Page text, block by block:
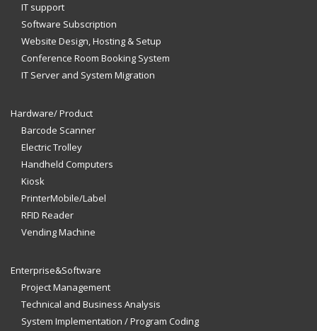
IT support
Software Subscription
Website Design, Hosting & Setup
Conference Room Booking System
IT Server and System Migration
Hardware/ Product
Barcode Scanner
Electric Trolley
Handheld Computers
Kiosk
PrinterMobile/Label
RFID Reader
Vending Machine
Enterprise&Software
Project Management
Technical and Business Analysis
System Implementation / Program Coding